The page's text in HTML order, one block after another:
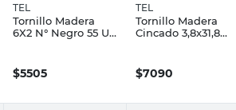
TEL
Tornillo Madera
6X2 N° Negro 55 Un
$5505
TEL
Tornillo Madera
Cincado 3,8x31,8
$7090